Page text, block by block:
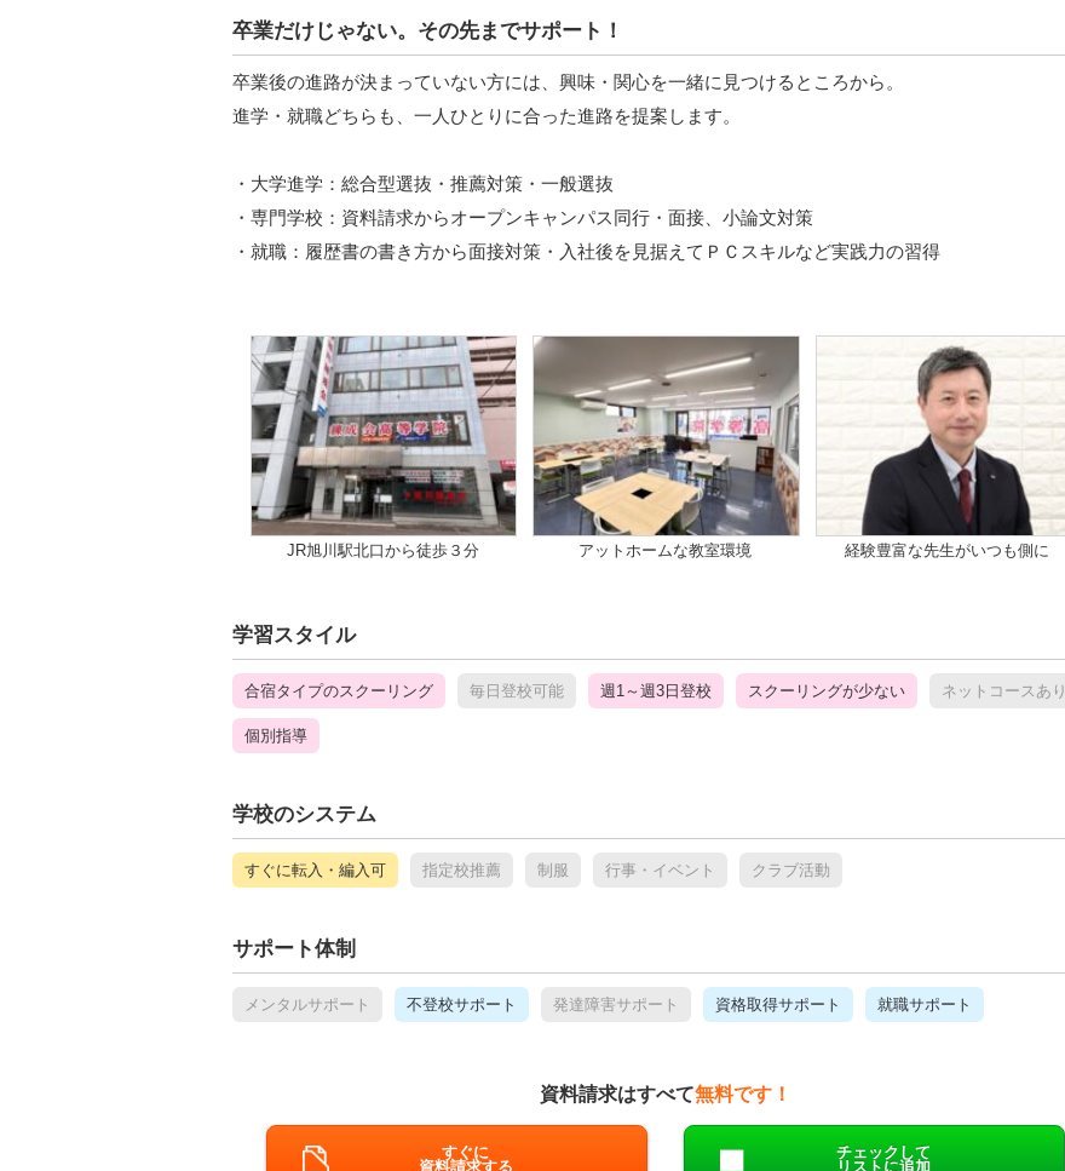
卒業だけじゃない。その先までサポート！
卒業後の進路が決まっていない方には、興味・関心を一緒に見つけるところから。
進学・就職どちらも、一人ひとりに合った進路を提案します。
・大学進学：総合型選抜・推薦対策・一般選抜
・専門学校：資料請求からオープンキャンパス同行・面接、小論文対策
・就職：履歴書の書き方から面接対策・入社後を見据えてＰＣスキルなど実践力の習得
JR旭川駅北口から徒歩３分 アットホームな教室環境 経験豊富な先生がいつも側に
学習スタイル
合宿タイプのスクーリング 毎日登校可能 週1～週3日登校 スクーリングが少ない ネットコースあり
個別指導
学校のシステム
すぐに転入・編入可 指定校推薦 制服 行事・イベント クラブ活動
サポート体制
メンタルサポート 不登校サポート 発達障害サポート 資格取得サポート 就職サポート
資料請求はすべて無料です！
すぐに
資料請求する
チェックして
リストに追加